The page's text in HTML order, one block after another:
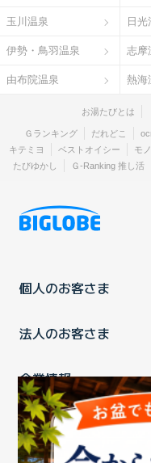
玉川温泉 日光
伊勢・鳥羽温泉 志摩
由布院温泉 熱海
お湯たびとは
Ｇランキング だれどこ
キテミヨ
ベストオイシー モ
たびゆかし
Ｇ-Ranking 推し活
個人のお客さま
法人のお客さま
企業情報
ご利用中の方